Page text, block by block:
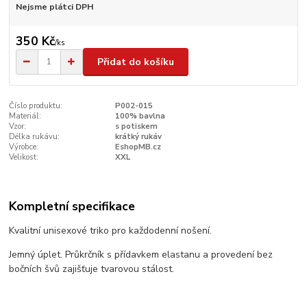
Nejsme plátci DPH
350 Kč/ks
Přidat do košíku
Číslo produktu:
P002-015
Materiál:
100% bavlna
Vzor:
s potiskem
Délka rukávu:
krátký rukáv
Výrobce:
EshopMB.cz
Velikost:
XXL
Kompletní specifikace
Kvalitní unisexové triko pro každodenní nošení.
Jemný úplet. Průkrčník s přídavkem elastanu a provedení bez
bočních švů zajišťuje tvarovou stálost.